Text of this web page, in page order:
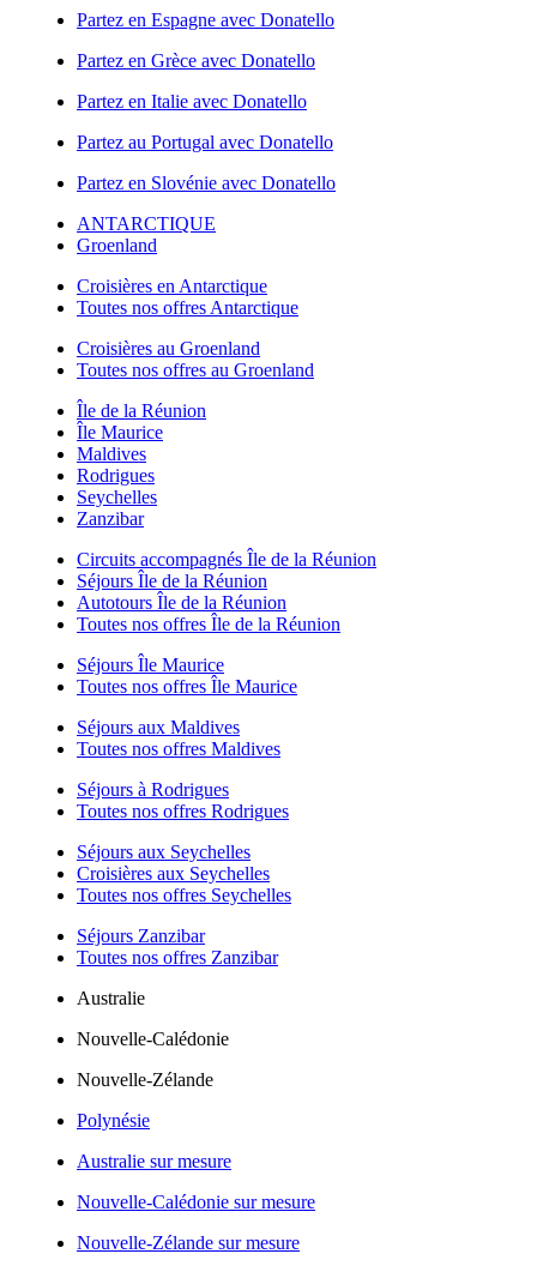
Partez en Espagne avec Donatello
Partez en Grèce avec Donatello
Partez en Italie avec Donatello
Partez au Portugal avec Donatello
Partez en Slovénie avec Donatello
ANTARCTIQUE
Groenland
Croisières en Antarctique
Toutes nos offres Antarctique
Croisières au Groenland
Toutes nos offres au Groenland
Île de la Réunion
Île Maurice
Maldives
Rodrigues
Seychelles
Zanzibar
Circuits accompagnés Île de la Réunion
Séjours Île de la Réunion
Autotours Île de la Réunion
Toutes nos offres Île de la Réunion
Séjours Île Maurice
Toutes nos offres Île Maurice
Séjours aux Maldives
Toutes nos offres Maldives
Séjours à Rodrigues
Toutes nos offres Rodrigues
Séjours aux Seychelles
Croisières aux Seychelles
Toutes nos offres Seychelles
Séjours Zanzibar
Toutes nos offres Zanzibar
Australie
Nouvelle-Calédonie
Nouvelle-Zélande
Polynésie
Australie sur mesure
Nouvelle-Calédonie sur mesure
Nouvelle-Zélande sur mesure